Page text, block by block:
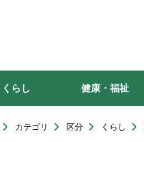
くらし 健康・福祉
カテゴリ 区分 くらし